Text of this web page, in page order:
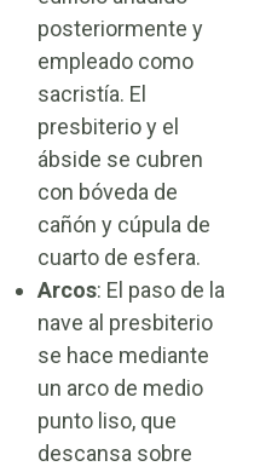
posteriormente y
empleado como
sacristía. El
presbiterio y el
ábside se cubren
con bóveda de
cañón y cúpula de
cuarto de esfera.
Arcos: El paso de la
nave al presbiterio
se hace mediante
un arco de medio
punto liso, que
descansa sobre